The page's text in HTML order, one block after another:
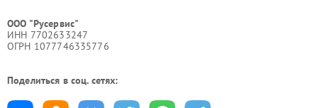
ООО "Русервис"
ИНН 7702633247
ОГРН 1077746335776
Поделиться в соц. сетях: